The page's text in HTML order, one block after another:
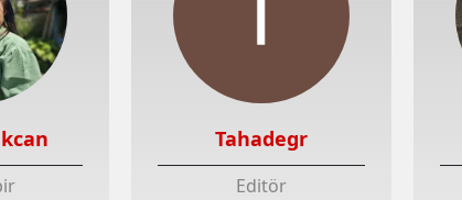
Tahadegr
Editör